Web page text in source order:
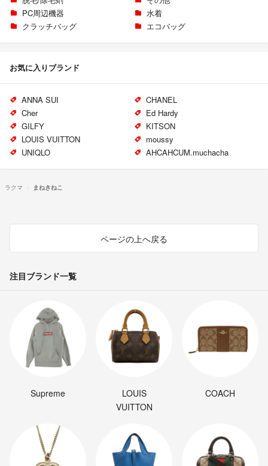
PC周辺機器
水着
クラッチバッグ
エコバッグ
お気に入りブランド
ANNA SUI
CHANEL
Cher
Ed Hardy
GILFY
KITSON
LOUIS VUITTON
moussy
UNIQLO
AHCAHCUM.muchacha
ラクマ まねきねこ
ページの上へ戻る
注目ブランド一覧
Supreme
LOUIS
VUITTON
COACH